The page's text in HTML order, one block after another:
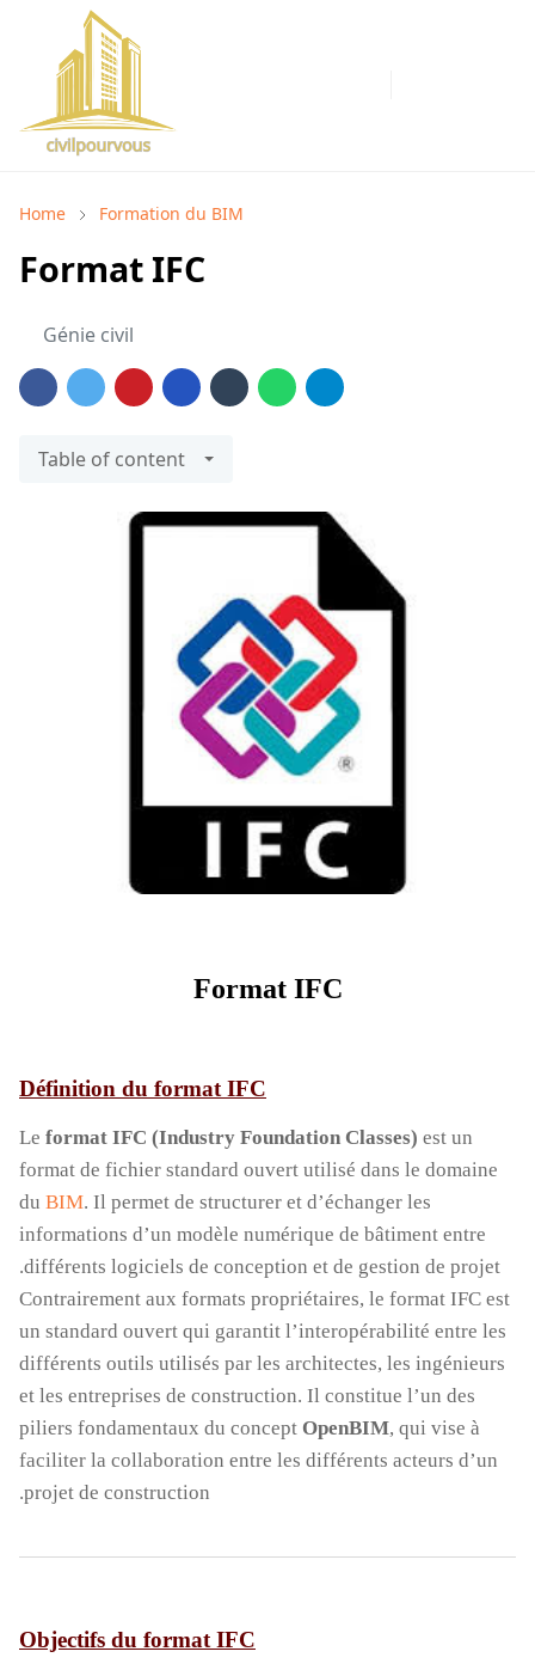
Home Formation du BIM
Format IFC
Génie civil
Table of content
Format IFC
Définition du format IFC
Le format IFC (Industry Foundation Classes) est un
format de fichier standard ouvert utilisé dans le domaine
du BIM. Il permet de structurer et d’échanger les
informations d’un modèle numérique de bâtiment entre
différents logiciels de conception et de gestion de projet.
Contrairement aux formats propriétaires, le format IFC est
un standard ouvert qui garantit l’interopérabilité entre les
différents outils utilisés par les architectes, les ingénieurs
et les entreprises de construction. Il constitue l’un des
piliers fondamentaux du concept OpenBIM, qui vise à
faciliter la collaboration entre les différents acteurs d’un
projet de construction.
Objectifs du format IFC